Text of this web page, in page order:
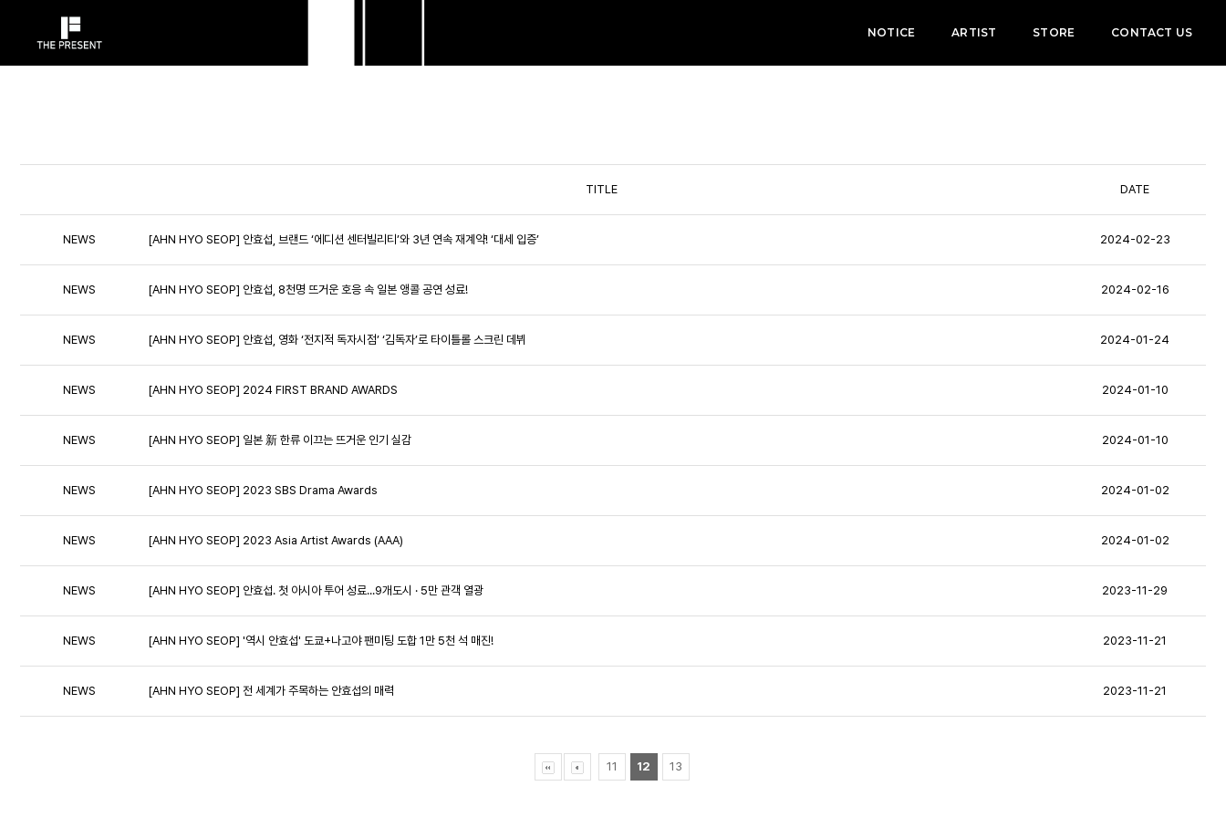
NOTICE ARTIST STORE CONTACT US
TITLE DATE
NEWS [AHN HYO SEOP] 안효섭, 브랜드 ‘에디션 센터빌리티’와 3년 연속 재계약! ‘대세 입증’ 2024-02-23
NEWS [AHN HYO SEOP] 안효섭, 8천명 뜨거운 호응 속 일본 앵콜 공연 성료! 2024-02-16
NEWS [AHN HYO SEOP] 안효섭, 영화 ‘전지적 독자시점’ ‘김독자’로 타이틀롤 스크린 데뷔 2024-01-24
NEWS [AHN HYO SEOP] 2024 FIRST BRAND AWARDS 2024-01-10
NEWS [AHN HYO SEOP] 일본 新 한류 이끄는 뜨거운 인기 실감 2024-01-10
NEWS [AHN HYO SEOP] 2023 SBS Drama Awards 2024-01-02
NEWS [AHN HYO SEOP] 2023 Asia Artist Awards (AAA) 2024-01-02
NEWS [AHN HYO SEOP] 안효섭. 첫 아시아 투어 성료...9개도시 · 5만 관객 열광 2023-11-29
NEWS [AHN HYO SEOP] '역시 안효섭' 도쿄+나고야 팬미팅 도합 1만 5천 석 매진! 2023-11-21
NEWS [AHN HYO SEOP] 전 세계가 주목하는 안효섭의 매력 2023-11-21
11 12 13